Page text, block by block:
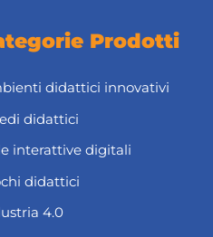
Prodotti
didattici innovativi
didattici
interattive digitali
didattici
4.0